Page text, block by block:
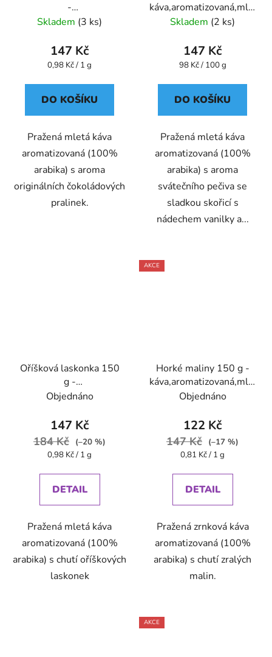
-
káva,aromatizovaná,mletá
Skladem (3 ks)
147 Kč
Měrná
0,98 Kč / 1 g
DO KOŠÍKU
Pražená mletá káva
aromatizovaná (100%
arabika) s aroma
originálních čokoládových
pralinek.
káva,aromatizovaná,mletá
- Oxalis
Skladem (2 ks)
147 Kč
Měrná
98 Kč / 100 g
DO KOŠÍKU
Pražená mletá káva
aromatizovaná (100%
arabika) s aroma
svátečního pečiva se
sladkou skořicí s
nádechem vanilky a...
Oříšková laskonka 150
g -
káva,aromatizovaná,mletá
Objednáno
147 Kč
184 Kč
(–20 %)
Měrná
0,98 Kč / 1 g
DETAIL
Pražená mletá káva
aromatizovaná (100%
arabika) s chutí oříškových
laskonek
AKCE
Horké maliny 150 g -
káva,aromatizovaná,mletá
- Oxalis
Objednáno
122 Kč
147 Kč
(–17 %)
Měrná
0,81 Kč / 1 g
DETAIL
Pražená zrnková káva
aromatizovaná (100%
arabika) s chutí zralých
malin.
AKCE